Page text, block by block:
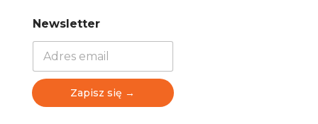
N
e
t
N
e
t
Newsletter
Zapisz się →